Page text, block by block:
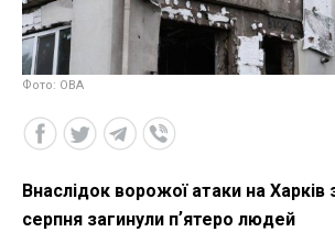
Фото: ОВА
Внаслідок ворожої атаки на Харків
серпня загинули пʼятеро людей